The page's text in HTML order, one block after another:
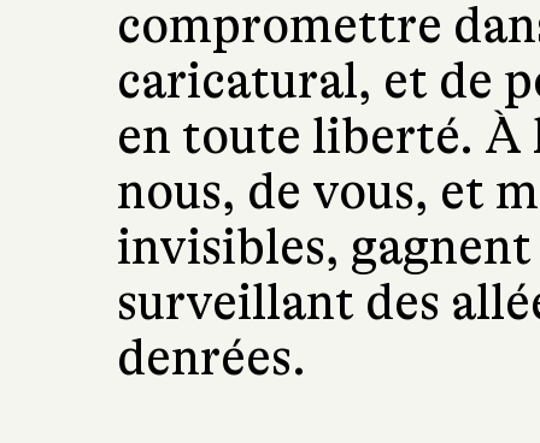
compromettre
caricatural, et de
en toute liberté. À
nous, de vous, et
invisibles,
surveillant des
denrées.